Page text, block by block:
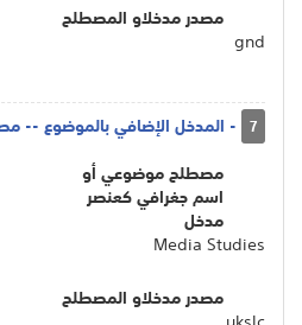
مصدر مدخلاو المصطلح
gnd
7 - المدخل الإضافي بالموضوع --
مصطلح موضوعي أو
اسم جغرافي كعنصر
مدخل
Media Studies
مصدر مدخلاو المصطلح